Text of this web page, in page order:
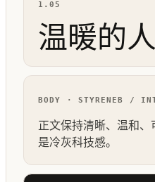
1.05
温暖的
BODY · STYRENEB /
正文保持清晰、温和
是冷灰科技感。